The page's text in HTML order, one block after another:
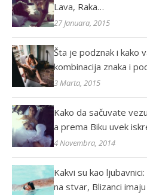
Lava, Raka…
27 Januara, 2015
Šta je podznak i kako
kombinacija znaka i
3 Marta, 2015
Kako da sačuvate
a prema Biku uvek
4 Novembra, 2014
Kakvi su kao
na stvar, Blizanci